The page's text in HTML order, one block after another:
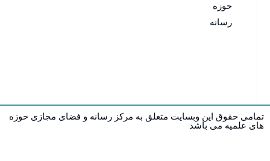
حوزه
رسانه
تمامی حقوق این وبسایت متعلق به مرکز رسانه و فضای مجازی حوزه
های علمیه می باشد